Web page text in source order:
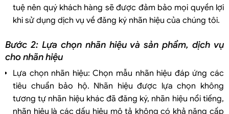
tuệ nên quý khách hàng sẽ được đảm bảo mọi quyền lợi
khi sử dụng dịch vụ về đăng ký nhãn hiệu của chúng tôi.
Bước 2: Lựa chọn nhãn hiệu và sản phẩm, dịch vụ
cho nhãn hiệu
Lựa chọn nhãn hiệu: Chọn mẫu nhãn hiệu đáp ứng các
tiêu chuẩn bảo hộ. Nhãn hiệu được lựa chọn không
tương tự nhãn hiệu khác đã đăng ký, nhãn hiệu nổi tiếng,
nhãn hiệu là các dấu hiệu mô tả không có khả năng cấp